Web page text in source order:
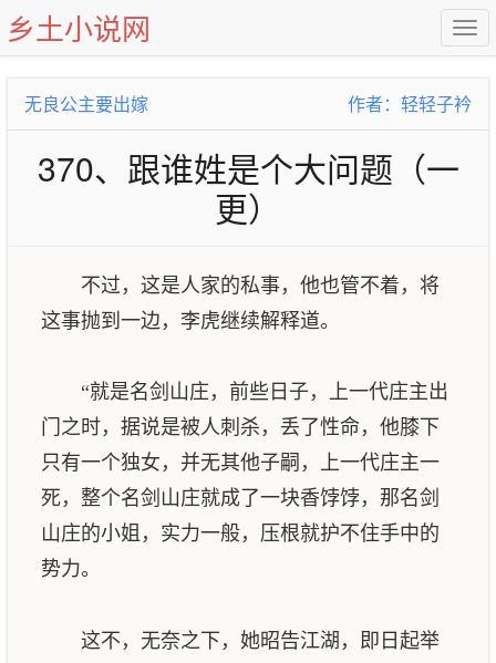
乡土小说网
无良公主要出嫁 作者：轻轻子衿
370、跟谁姓是个大问题（一
更）
不过，这是人家的私事，他也管不着，将
这事抛到一边，李虎继续解释道。
“就是名剑山庄，前些日子，上一代庄主出
门之时，据说是被人刺杀，丢了性命，他膝下
只有一个独女，并无其他子嗣，上一代庄主一
死，整个名剑山庄就成了一块香饽饽，那名剑
山庄的小姐，实力一般，压根就护不住手中的
势力。
这不，无奈之下，她昭告江湖，即日起举